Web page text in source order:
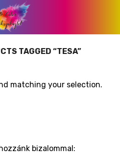
TAGGED “TESA”
matching your selection.
bizalommal: